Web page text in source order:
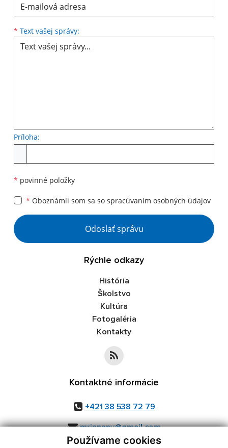
Používame cookies
* Text vašej správy:
Príloha:
* povinné položky
* Oboznámil som sa so spracúvaním osobných údajov
Google reCaptcha Response
Odoslať správu
Rýchle odkazy
História
Školstvo
Kultúra
Fotogaléria
Kontakty
Kontaktné informácie
+421 38 538 72 79
mripnany@gmail.com